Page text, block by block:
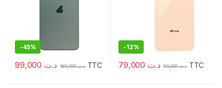
-45%
د.ت د.ت180,000 TTC
-12%
د.ت د.ت90,000 TTC